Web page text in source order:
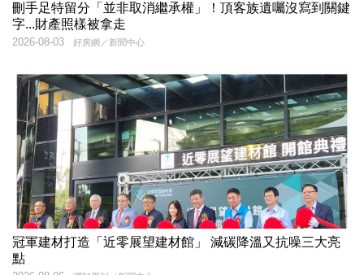
刪手足特留分「並非取消繼承權」！頂客族遺囑沒寫到關鍵
字...財產照樣被拿走
好房網／新聞中心
2026-08-03
冠軍建材打造「近零展望建材館」 減碳降溫又抗噪三大亮
點